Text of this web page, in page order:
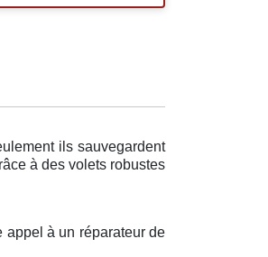
ils sauvegardent
à des volets robustes
appel à un réparateur de